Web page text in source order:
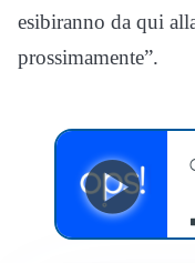
esibiranno da qui
prossimamente”.